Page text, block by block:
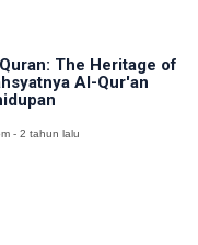
The Heritage of
Al-Qur'an
- 2 tahun lalu